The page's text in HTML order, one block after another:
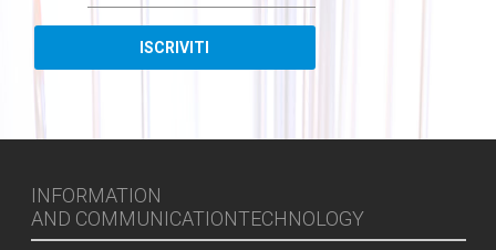
INFORMATION
AND COMMUNICATIONTECHNOLOGY